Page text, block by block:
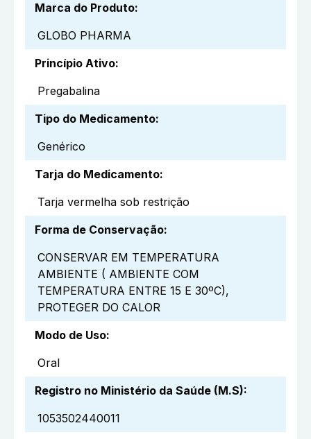
Marca do Produto:
GLOBO PHARMA
Princípio Ativo:
Pregabalina
Tipo do Medicamento:
Genérico
Tarja do Medicamento:
Tarja vermelha sob restrição
Forma de Conservação:
CONSERVAR EM TEMPERATURA
AMBIENTE ( AMBIENTE COM
TEMPERATURA ENTRE 15 E 30ºC),
PROTEGER DO CALOR
Modo de Uso:
Oral
Registro no Ministério da Saúde (M.S):
1053502440011